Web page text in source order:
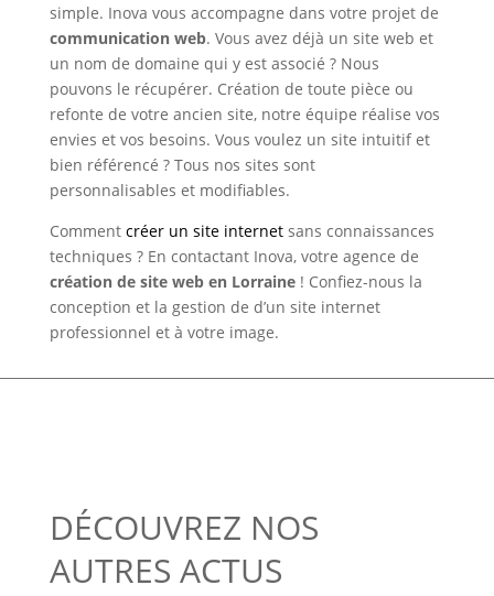
simple. Inova vous accompagne dans votre projet de
communication web. Vous avez déjà un site web et
un nom de domaine qui y est associé ? Nous
pouvons le récupérer. Création de toute pièce ou
refonte de votre ancien site, notre équipe réalise vos
envies et vos besoins. Vous voulez un site intuitif et
bien référencé ? Tous nos sites sont
personnalisables et modifiables.
Comment créer un site internetsans connaissances
techniques ? En contactant Inova, votre agence de
création de site web en Lorraine! Confiez-nous la
conception et la gestion de d’un site internet
professionnel et à votre image.
DÉCOUVREZ NOS
AUTRES ACTUS